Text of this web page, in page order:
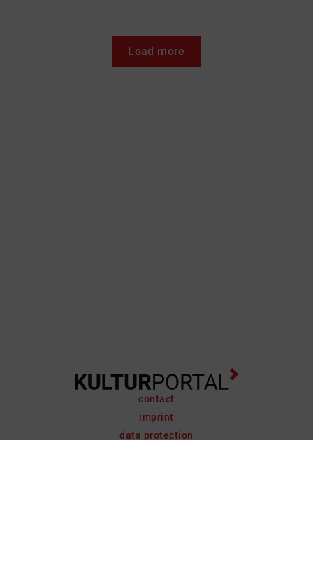
Load more
contact
imprint
data protection